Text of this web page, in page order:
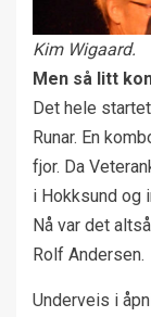
Kim Wigaard.
Men så litt
Det hele
Runar. En
fjor. Da
i Hokksund og
Nå var det
Rolf Andersen.
Underveis i